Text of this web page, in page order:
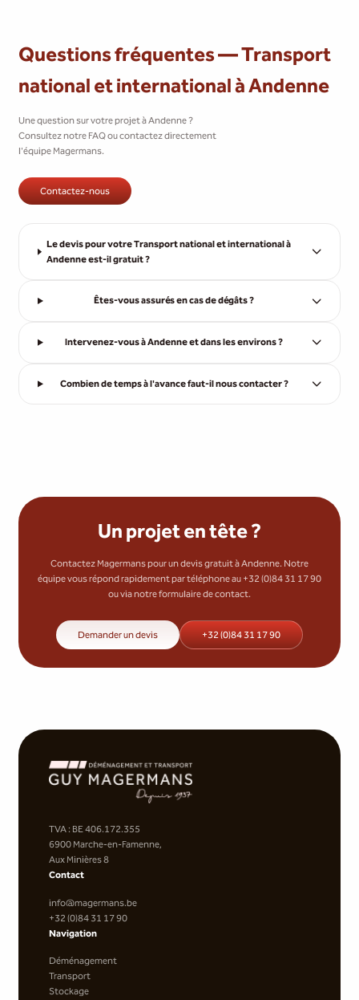
Questions fréquentes — Transport
national et international à Andenne
Une question sur votre projet à Andenne ?
Consultez notre FAQ ou contactez directement
l'équipe Magermans.
Contactez-nous
Le devis pour votre Transport national et international à
Andenne est-il gratuit ?
Êtes-vous assurés en cas de dégâts ?
Intervenez-vous à Andenne et dans les environs ?
Combien de temps à l'avance faut-il nous contacter ?
Un projet en tête ?
Contactez Magermans pour un devis gratuit à Andenne. Notre
équipe vous répond rapidement par téléphone au +32 (0)84 31 17 90
ou via notre formulaire de contact.
Demander un devis +32 (0)84 31 17 90
TVA : BE 406.172.355
6900 Marche-en-Famenne,
Aux Minières 8
Contact
info@magermans.be
+32 (0)84 31 17 90
Navigation
Déménagement
Transport
Stockage